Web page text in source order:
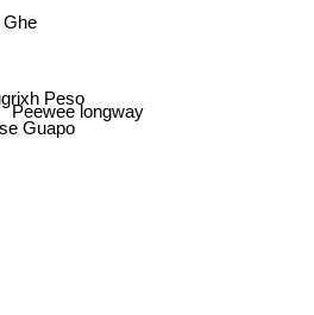
Ghe
Peso
Guapo
Peewee longway